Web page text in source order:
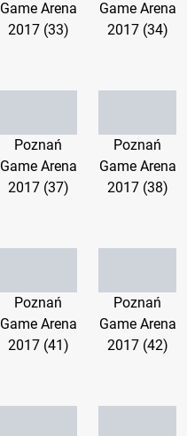
Game Arena
2017 (33)
Game Arena
2017 (34)
Poznań
Game Arena
2017 (37)
Poznań
Game Arena
2017 (38)
Poznań
Game Arena
2017 (41)
Poznań
Game Arena
2017 (42)